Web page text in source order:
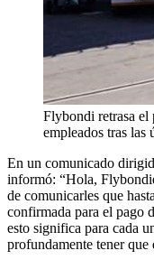
Flybondi retrasa el
empleados tras las
En un comunicado
informó: “Hola,
de comunicarles que
confirmada para el pago
esto significa para cada
profundamente tener que